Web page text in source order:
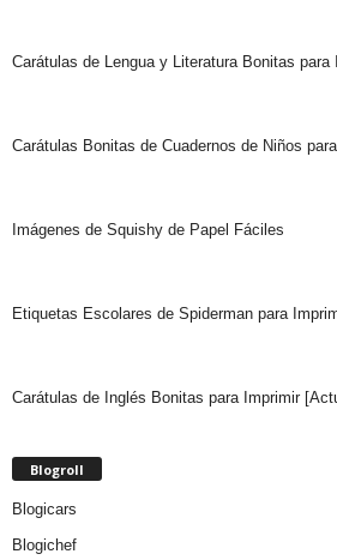
Carátulas de Lengua y Literatura Bonitas para
Carátulas Bonitas de Cuadernos de Niños
Imágenes de Squishy de Papel Fáciles
Etiquetas Escolares de Spiderman para
Carátulas de Inglés Bonitas para Imprimir
Blogroll
Blogicars
Blogichef